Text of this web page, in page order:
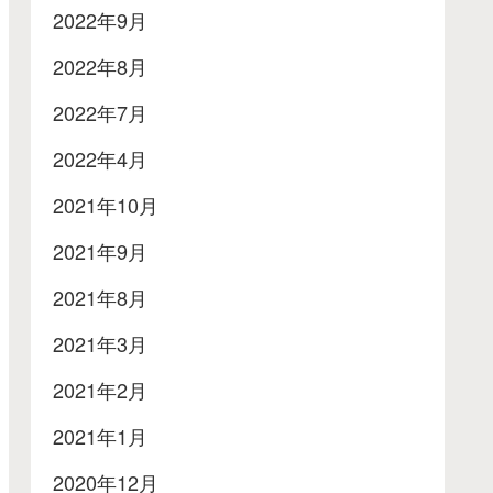
2022年9月
2022年8月
2022年7月
2022年4月
2021年10月
2021年9月
2021年8月
2021年3月
2021年2月
2021年1月
2020年12月